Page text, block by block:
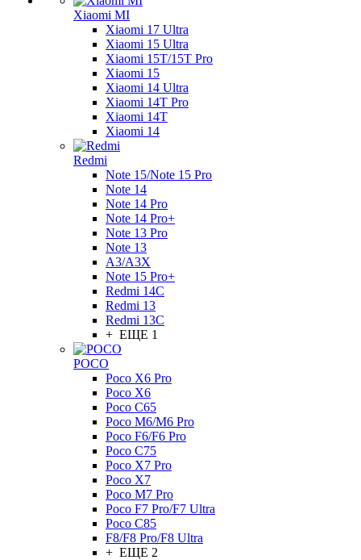
Xiaomi MI
Xiaomi 17 Ultra
Xiaomi 15 Ultra
Xiaomi 15T/15T Pro
Xiaomi 15
Xiaomi 14 Ultra
Xiaomi 14T Pro
Xiaomi 14T
Xiaomi 14
Redmi
Note 15/Note 15 Pro
Note 14
Note 14 Pro
Note 14 Pro+
Note 13 Pro
Note 13
A3/A3X
Note 15 Pro+
Redmi 14C
Redmi 13
Redmi 13C
+ ЕЩЕ 1
POCO
Poco X6 Pro
Poco X6
Poco C65
Poco M6/M6 Pro
Poco F6/F6 Pro
Poco C75
Poco X7 Pro
Poco X7
Poco M7 Pro
Poco F7 Pro/F7 Ultra
Poco C85
F8/F8 Pro/F8 Ultra
+ ЕЩЕ 2